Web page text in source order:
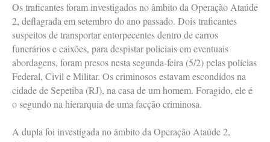
Os traficantes foram investigados no âmbito da Operação Ataúde
2, deflagrada em setembro do ano passado. Dois traficantes
suspeitos de transportar entorpecentes dentro de carros
funerários e caixões, para despistar policiais em eventuais
abordagens, foram presos nesta segunda-feira (5/2) pelas polícias
Federal, Civil e Militar. Os criminosos estavam escondidos na
cidade de Sepetiba (RJ), na casa de um homem. Foragido, ele é
o segundo na hierarquia de uma facção criminosa.
A dupla foi investigada no âmbito da Operação Ataúde 2,